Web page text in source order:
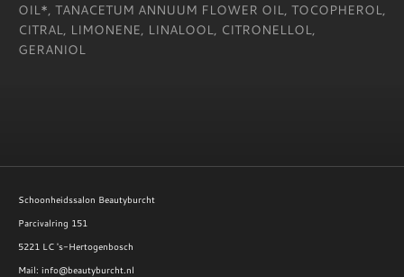
OIL*, TANACETUM ANNUUM FLOWER OIL, TOCOPHEROL,
CITRAL, LIMONENE, LINALOOL, CITRONELLOL,
GERANIOL
Schoonheidssalon Beautyburcht
Parcivalring 151
5221 LC 's-Hertogenbosch
Mail: info@beautyburcht.nl